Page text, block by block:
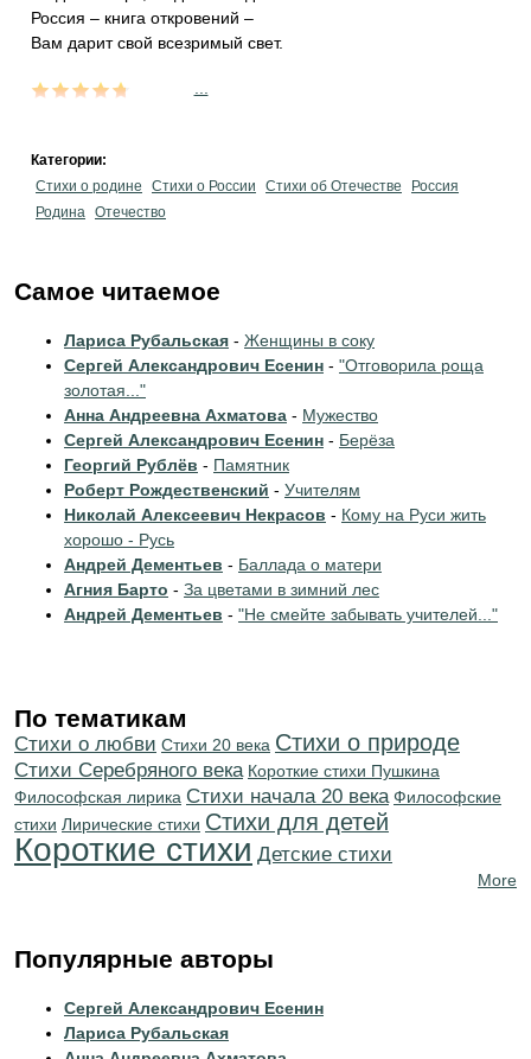
Россия – книга откровений –
Вам дарит свой всезримый свет.
Категории:
Стихи о родине
Стихи о России Стихи об Отечестве
Россия
Родина Отечество
Самое читаемое
Лариса Рубальская - Женщины в соку
Сергей Александрович Есенин - "Отговорила роща
золотая..."
Анна Андреевна Ахматова - Мужество
Сергей Александрович Есенин - Берёза
Георгий Рублёв - Памятник
Роберт Рождественский - Учителям
Николай Алексеевич Некрасов - Кому на Руси жить
хорошо - Русь
Андрей Дементьев - Баллада о матери
Агния Барто - За цветами в зимний лес
Андрей Дементьев - "Не смейте забывать учителей..."
По тематикам
Стихи о любви Стихи 20 века Стихи о природе
Cтихи Серебряного века Короткие стихи Пушкина
Философская лирика Cтихи начала 20 века Философские
стихи Лирические стихи Стихи для детей
Короткие стихи Детские стихи
More
Популярные авторы
Сергей Александрович Есенин
Лариса Рубальская